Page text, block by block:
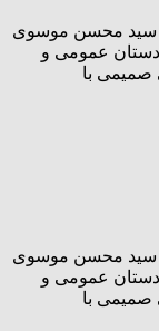
سید محسن موسوی
عمومی و
صمیمی با
سید محسن موسوی
عمومی و
صمیمی با